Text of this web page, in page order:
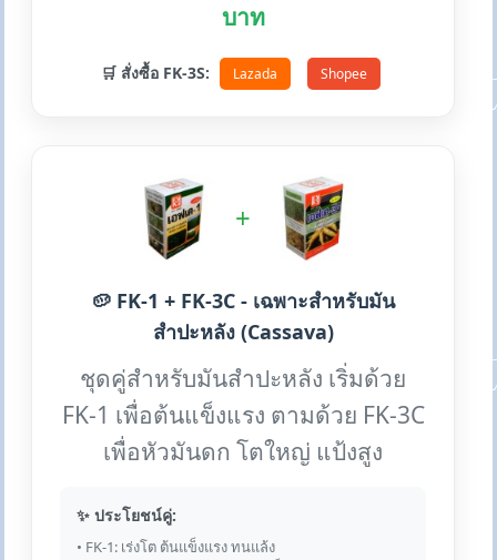
บาท
🛒 สั่งซื้อ FK-3S: Lazada Shopee
+
🥔 FK-1 + FK-3C - เฉพาะสำหรับมัน
สำปะหลัง (Cassava)
ชุดคู่สำหรับมันสำปะหลัง เริ่มด้วย
FK-1 เพื่อต้นแข็งแรง ตามด้วย FK-3C
เพื่อหัวมันดก โตใหญ่ แป้งสูง
✨ ประโยชน์คู่:
• FK-1: เร่งโต ต้นแข็งแรง ทนแล้ง